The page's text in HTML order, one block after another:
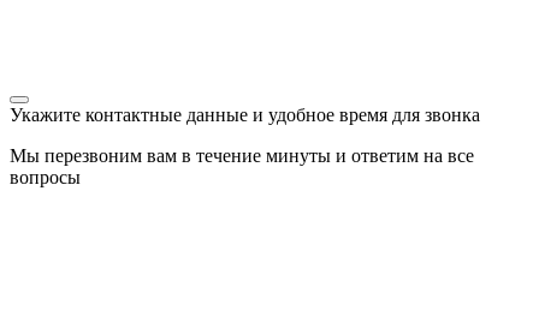
Укажите контактные данные и удобное время для звонка
Мы перезвоним вам в течение минуты и ответим на все
вопросы